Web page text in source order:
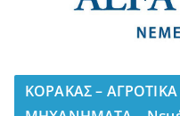
ΚΟΡΑΚΑΣ –